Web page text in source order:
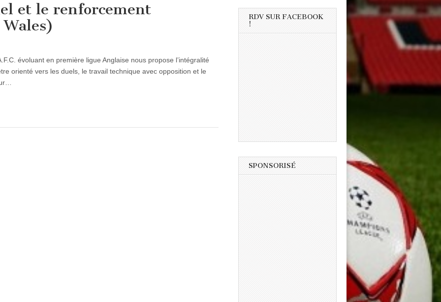
et le renforcement
Wales)
évoluant en première ligue Anglaise nous propose l’intégralité
orienté vers les duels, le travail technique avec opposition et le
RDV SUR FACEBOOK
!
SPONSORISÉ